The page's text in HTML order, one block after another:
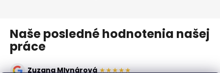
Naše posledné hodnotenia našej
práce
Zuzana Mlynárová ★★★★★